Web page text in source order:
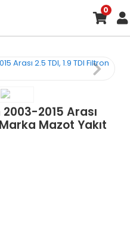
0
2015 Arası
Mazot Yakıt